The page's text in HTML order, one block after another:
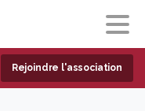
Rejoindre l'association